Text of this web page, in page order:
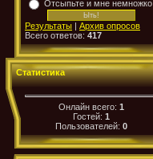
Отсыпьте и мне немножко
Результаты | Архив опросов
Всего ответов: 417
Статистика
Онлайн всего: 1
Гостей: 1
Пользователей: 0